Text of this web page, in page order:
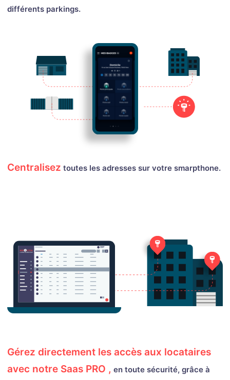
différents parkings.
Centralisez toutes les adresses sur votre smarpthone.
Gérez directement les accès aux locataires
avec notre Saas PRO , en toute sécurité, grâce à